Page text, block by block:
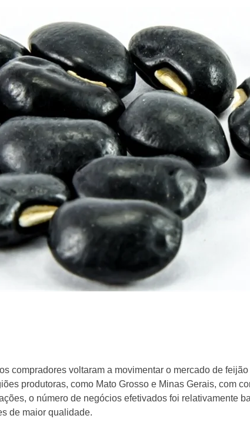
compradores voltaram a movimentar o mercado de
produtoras, como Mato Grosso e Minas Gerais, com
o número de negócios efetivados foi relativamente
de maior qualidade.